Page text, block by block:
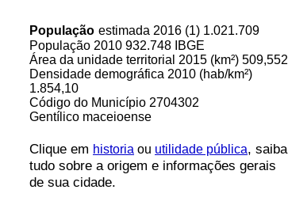
População estimada 2016 (1) 1.021.709
População 2010 932.748 IBGE
Área da unidade territorial 2015 (km²) 509,552
Densidade demográfica 2010 (hab/km²)
1.854,10
Código do Município 2704302
Gentílico maceioense
Clique em historia ou utilidade pública, saiba
tudo sobre a origem e informações gerais
de sua cidade.